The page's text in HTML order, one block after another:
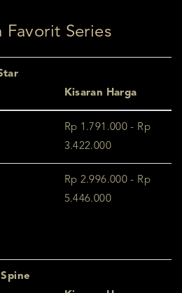
Favorit Series
Kisaran Harga
Rp 1.791.000 - Rp
3.422.000
Rp 2.996.000 - Rp
5.446.000